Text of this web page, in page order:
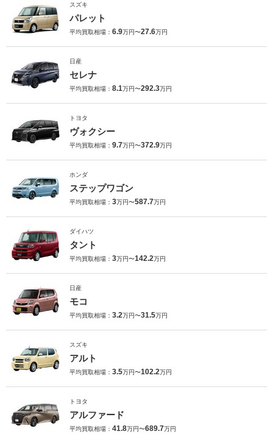
スズキ
パレット
平均買取相場： 6.9万円〜27.6万円
日産
セレナ
平均買取相場： 8.1万円〜292.3万円
トヨタ
ヴォクシー
平均買取相場： 9.7万円〜372.9万円
ホンダ
ステップワゴン
平均買取相場： 3万円〜587.7万円
ダイハツ
タント
平均買取相場： 3万円〜142.2万円
日産
モコ
平均買取相場： 3.2万円〜31.5万円
スズキ
アルト
平均買取相場： 3.5万円〜102.2万円
トヨタ
アルファード
平均買取相場： 41.8万円〜689.7万円